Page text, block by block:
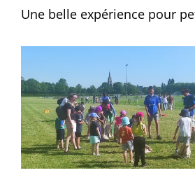
Une belle expérience pour